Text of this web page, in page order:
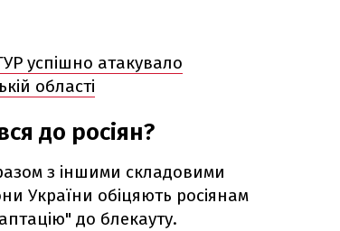
успішно атакувало
області
до росіян?
з іншими складовими
України обіцяють росіянам
до блекауту.